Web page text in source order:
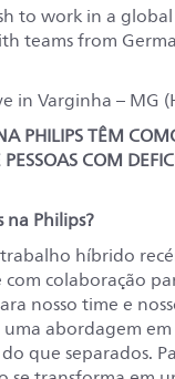
to work in a
teams from
in Varginha – MG
PHILIPS TÊM
COM
Philips?
híbrido
colaboração
nosso time e
abordagem em
que separados.